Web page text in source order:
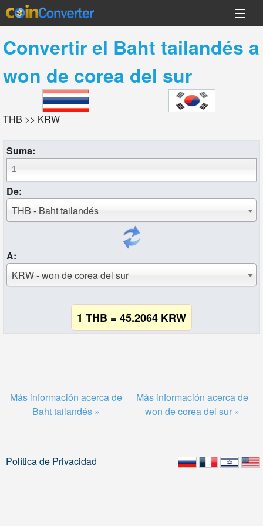
Convertir el Baht tailandés a
won de corea del sur
THB >> KRW
Suma:
De:
THB - Baht tailandés
A:
KRW - won de corea del sur
1 THB = 45.2064 KRW
Más información acerca de
Baht tailandés »
Más información acerca de
won de corea del sur »
Política de Privacidad